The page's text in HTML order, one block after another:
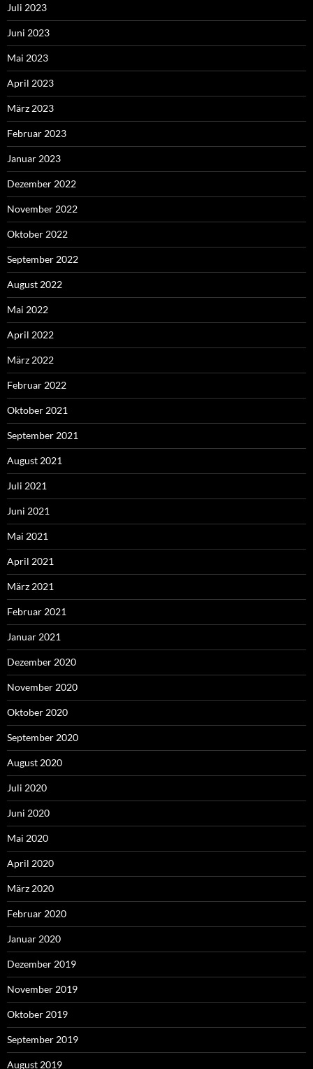
Juli 2023
Juni 2023
Mai 2023
April 2023
März 2023
Februar 2023
Januar 2023
Dezember 2022
November 2022
Oktober 2022
September 2022
August 2022
Mai 2022
April 2022
März 2022
Februar 2022
Oktober 2021
September 2021
August 2021
Juli 2021
Juni 2021
Mai 2021
April 2021
März 2021
Februar 2021
Januar 2021
Dezember 2020
November 2020
Oktober 2020
September 2020
August 2020
Juli 2020
Juni 2020
Mai 2020
April 2020
März 2020
Februar 2020
Januar 2020
Dezember 2019
November 2019
Oktober 2019
September 2019
August 2019